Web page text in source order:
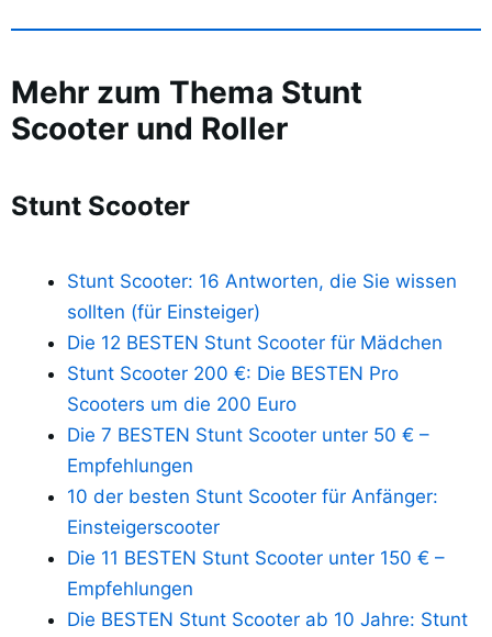
Mehr zum Thema Stunt
Scooter und Roller
Stunt Scooter
Stunt Scooter: 16 Antworten, die Sie wissen
sollten (für Einsteiger)
Die 12 BESTEN Stunt Scooter für Mädchen
Stunt Scooter 200 €: Die BESTEN Pro
Scooters um die 200 Euro
Die 7 BESTEN Stunt Scooter unter 50 € –
Empfehlungen
10 der besten Stunt Scooter für Anfänger:
Einsteigerscooter
Die 11 BESTEN Stunt Scooter unter 150 € –
Empfehlungen
Die BESTEN Stunt Scooter ab 10 Jahre: Stunt